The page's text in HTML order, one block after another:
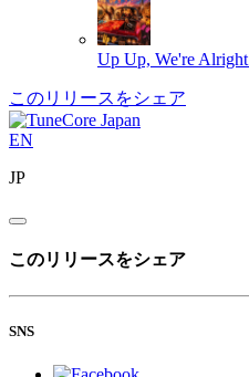
Up Up, We're Alright
このリリースをシェア
EN
JP
このリリースをシェア
SNS